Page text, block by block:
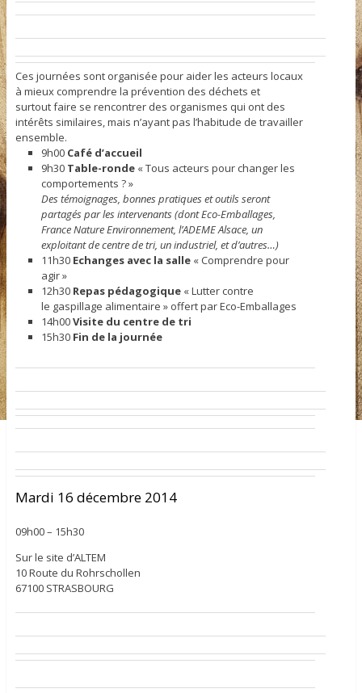
Ces journées sont organisée pour aider les acteurs locaux
à mieux comprendre la prévention des déchets et
surtout faire se rencontrer des organismes qui ont des
intérêts similaires, mais n’ayant pas l’habitude de travailler
ensemble.
9h00 Café d’accueil
9h30 Table-ronde « Tous acteurs pour changer les
comportements ? »
Des témoignages, bonnes pratiques et outils seront
partagés par les intervenants (dont Eco-Emballages,
France Nature Environnement, l’ADEME Alsace, un
exploitant de centre de tri, un industriel, et d’autres…)
11h30 Echanges avec la salle « Comprendre pour
agir »
12h30 Repas pédagogique « Lutter contre
le gaspillage alimentaire » offert par Eco-Emballages
14h00Visite du centre de tri
15h30 Fin de la journée
Mardi 16 décembre 2014
09h00 – 15h30
Sur le site d’ALTEM
10 Route du Rohrschollen
67100 STRASBOURG